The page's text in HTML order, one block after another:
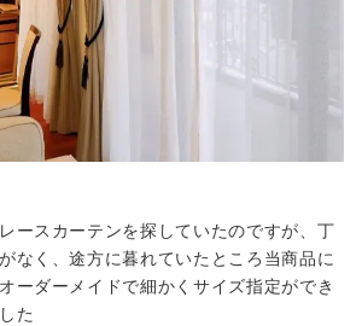
ースカーテンを探していたのですが、丁
なく、途方に暮れていたところ当商品に
ーダーメイドで細かくサイズ指定ができ
た